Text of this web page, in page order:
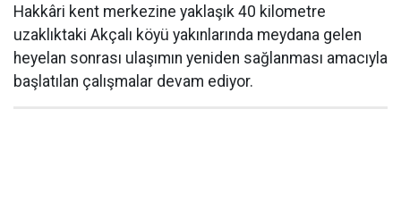
Hakkâri kent merkezine yaklaşık 40 kilometre
uzaklıktaki Akçalı köyü yakınlarında meydana gelen
heyelan sonrası ulaşımın yeniden sağlanması amacıyla
başlatılan çalışmalar devam ediyor.